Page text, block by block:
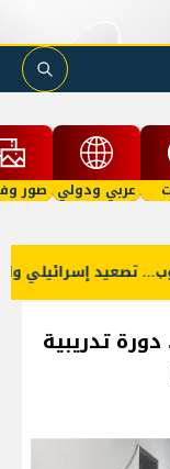
عربي ودولي صور
إسرائيلي واسع
تدريبية